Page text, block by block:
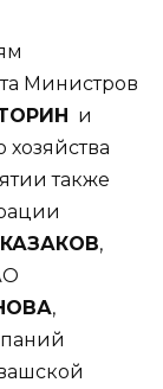
Министров
и
также
,
,